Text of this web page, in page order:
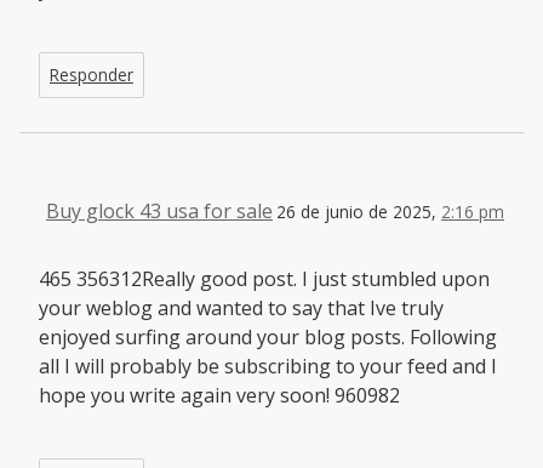
Responder
Buy glock 43 usa for sale 26 de junio de 2025, 2:16 pm
465 356312Really good post. I just stumbled upon
your weblog and wanted to say that Ive truly
enjoyed surfing around your blog posts. Following
all I will probably be subscribing to your feed and I
hope you write again very soon! 960982